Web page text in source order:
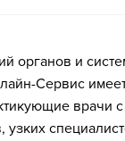
органов и
Сервис
врачи